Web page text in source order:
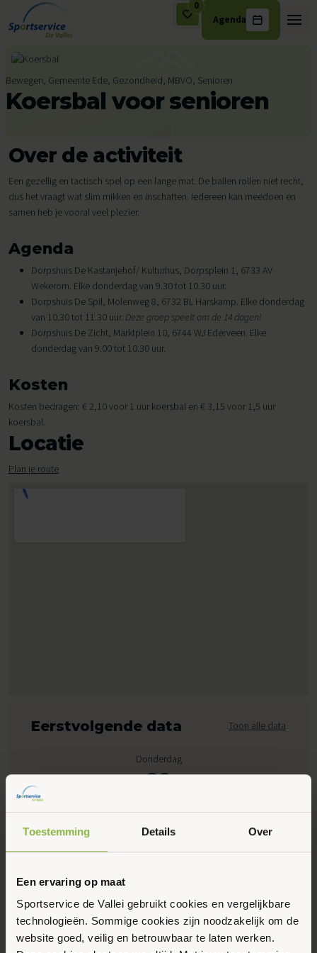
Toestemming Details Over
Een ervaring op maat
Sportservice de Vallei gebruikt cookies en vergelijkbare
technologieën. Sommige cookies zijn noodzakelijk om de
website goed, veilig en betrouwbaar te laten werken.
Ga naar de inhoud
0
Agenda
Bewegen, Gemeente Ede, Gezondheid, MBVO, Senioren
Koersbal voor senioren
Over de activiteit
Een gezellig en tactisch spel op een lange mat. De ballen rollen niet recht,
dus het vraagt wat slim mikken en inschatten. Iedereen kan meedoen en
samen heb je vooral veel plezier.
Agenda
Dorpshuis De Kastanjehof/ Kulturhus, Dorpsplein 1, 6733 AV
Wekerom. Elke donderdag van 9.30 tot 10.30 uur.
Dorpshuis De Spil, Molenweg 8, 6732 BL Harskamp. Elke donderdag
van 10.30 tot 11.30 uur. Deze groep speelt om de 14 dagen!
Dorpshuis De Zicht, Marktplein 10, 6744 WJ Ederveen. Elke
donderdag van 9.00 tot 10.30 uur.
Kosten
Kosten bedragen: € 2,10 voor 1 uur koersbal en € 3,15 voor 1,5 uur
koersbal.
Locatie
Plan je route
Eerstvolgende data Toon alle data
Donderdag
20
09:00 - 10:00